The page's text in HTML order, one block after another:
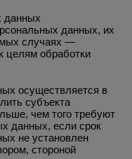
данных
данных, их
случаях —
целям обработки
осуществляется в
субъекта
чем того требуют
данных, если срок
не установлен
стороной